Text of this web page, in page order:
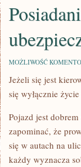
MOŻLIWOŚĆ
Jeżeli się jest
się wyłącznie
Pojazd jest
zapominać, że
się w autach na
każdy wyznacza